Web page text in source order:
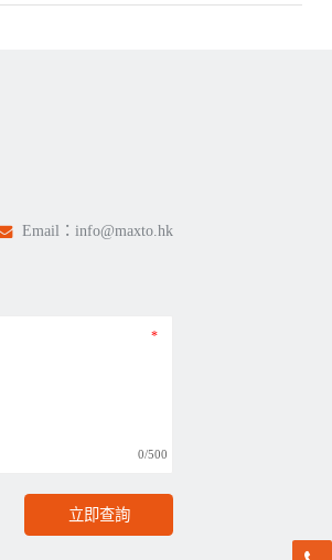
Email： info@maxto.hk
0/500
立即查詢